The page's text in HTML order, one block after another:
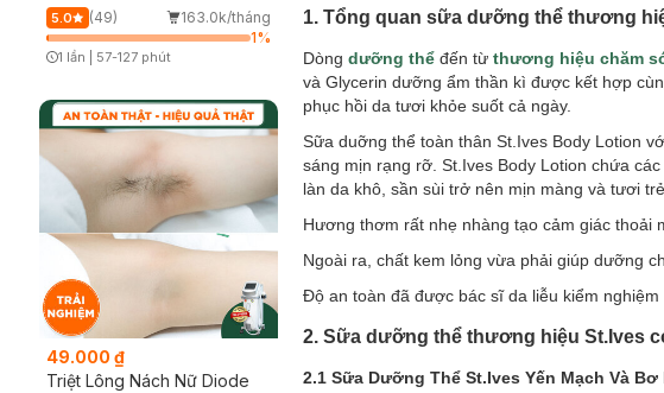
(Trải nghiệm)
5.0 (49)
163.0k/tháng
1%
1 lần 57-127 phút
49.000 ₫
Triệt Lông Nách Nữ Diode
1. Tổng quan sữa dưỡng thể thương
Dòngdưỡng thể đến từthương hiệu chăm
và Glycerin dưỡng ẩm thần kì được kết hợp
phục hồi da tươi khỏe suốt cả ngày.
Sữa duỡng thể toàn thân St.Ives Body Lotion
sáng mịn rạng rỡ. St.Ives Body Lotion chứa
làn da khô, sần sùi trở nên mịn màng và tươi trẻ.
Hương thơm rất nhẹ nhàng tạo cảm giác thoải
Ngoài ra, chất kem lỏng vừa phải giúp dưỡng
Độ an toàn đã được bác sĩ da liễu kiểm nghiệm
2. Sữa dưỡng thể thương hiệu St.Ives
2.1 Sữa Dưỡng Thể St.Ives Yến Mạch Và